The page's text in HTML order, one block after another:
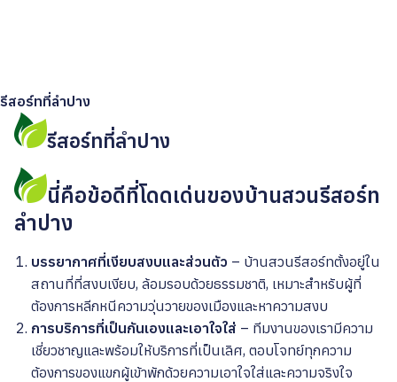
รีสอร์ทที่ลำปาง
รีสอร์ทที่ลำปาง
นี่คือข้อดีที่โดดเด่นของบ้านสวนรีสอร์ท
ลำปาง
บรรยากาศที่เงียบสงบและส่วนตัว – บ้านสวนรีสอร์ทตั้งอยู่ใน
สถานที่ที่สงบเงียบ, ล้อมรอบด้วยธรรมชาติ, เหมาะสำหรับผู้ที่
ต้องการหลีกหนีความวุ่นวายของเมืองและหาความสงบ
การบริการที่เป็นกันเองและเอาใจใส่ – ทีมงานของเรามีความ
เชี่ยวชาญและพร้อมให้บริการที่เป็นเลิศ, ตอบโจทย์ทุกความ
ต้องการของแขกผู้เข้าพักด้วยความเอาใจใส่และความจริงใจ